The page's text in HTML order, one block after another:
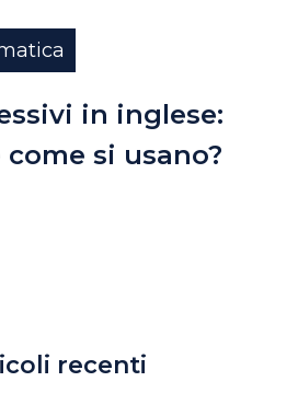
in inglese:
si usano?
recenti